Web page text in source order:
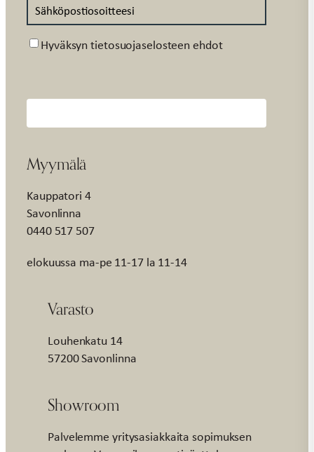
Suostumus
Hyväksyn tietosuojaselosteen ehdot
Myymälä
Kauppatori 4
Savonlinna
0440 517 507
elokuussa ma-pe 11-17 la 11-14
Varasto
Louhenkatu 14
57200 Savonlinna
Showroom
Palvelemme yritysasiakkaita sopimuksen